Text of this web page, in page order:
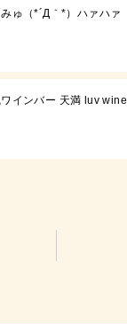
ゅ（*´Д｀*）ハァハァ
インバー 天満 luv wine